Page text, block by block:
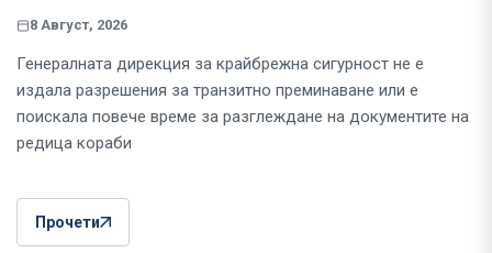
8 Август, 2026
Генералната дирекция за крайбрежна сигурност не е
издала разрешения за транзитно преминаване или е
поискала повече време за разглеждане на документите на
редица кораби
Прочети